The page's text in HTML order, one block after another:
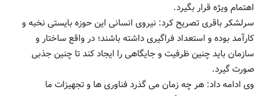
اهتمام ویژه قرار بگیرد.
سرلشکر باقری تصریح کرد: نیروی انسانی این حوزه بایستی نخبه و
کارآمد بوده و استعداد فراگیری داشته باشند؛ در واقع ساختار و
سازمان باید چنین ظرفیت و جایگاهی را ایجاد کند تا چنین جذبی
صورت گیرد.
وی ادامه داد: هر چه زمان می گذرد فناوری ها و تجهیزات ما